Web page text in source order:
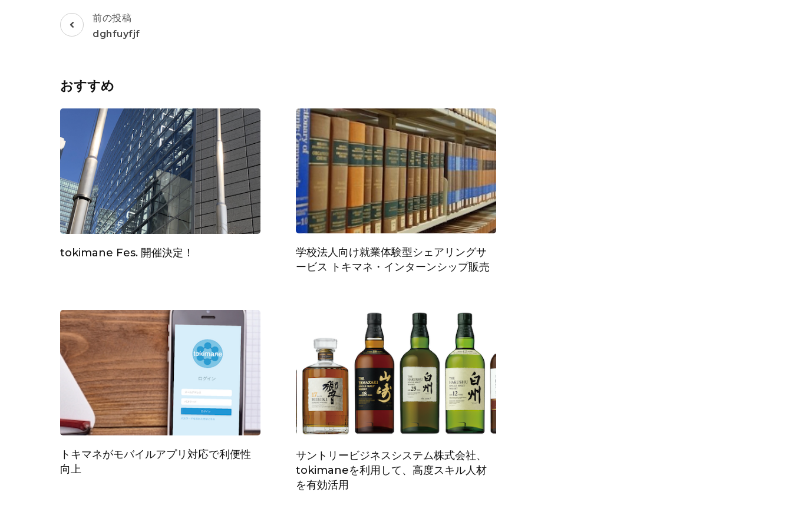
投
稿
ゲ
ー
シ
ョ
ン
前の投稿
dghfuyfjf
おすすめ
tokimane Fes. 開催決定！
学校法人向け就業体験型シェアリングサ
ービス トキマネ・インターンシップ販売
トキマネがモバイルアプリ対応で利便性
向上
サントリービジネスシステム株式会社、
tokimaneを利用して、高度スキル人材
を有効活用